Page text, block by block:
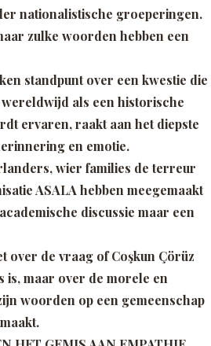
nationalistische groeperingen.
zulke woorden hebben een
standpunt over een kwestie die
als een historische
ervaren, raakt aan het diepste
en emotie.
wier families de terreur
ASALA hebben meegemaakt
discussie maar een
over de vraag of Coşkun Çörüz
is, maar over de morele en
woorden op een gemeenschap